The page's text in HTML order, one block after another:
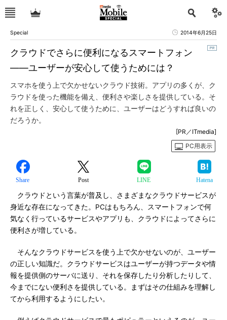
Special 2014年6月25日
クラウドでさらに便利になるスマートフォン
――ユーザーが安心して使うためには？
スマホを使う上で欠かせないクラウド技術。アプリの多くが、ク
ラウドを使った機能を備え、便利さや楽しさを提供している。そ
れを正しく、安心して使うために、ユーザーはどうすれば良いの
だろうか。
[PR／ITmedia]
PC用表示
Share Post LINE Hatena
クラウドという言葉が普及し、さまざまなクラウドサービスが
身近な存在になってきた。PCはもちろん、スマートフォンで何
気なく行っているサービスやアプリも、クラウドによってさらに
便利さが増している。
そんなクラウドサービスを使う上で欠かせないのが、ユーザー
の正しい知識だ。クラウドサービスはユーザーが持つデータや情
報を提供側のサーバに送り、それを保存したり分析したりして、
今までにない便利さを提供している。まずはその仕組みを理解し
てから利用するようにしたい。